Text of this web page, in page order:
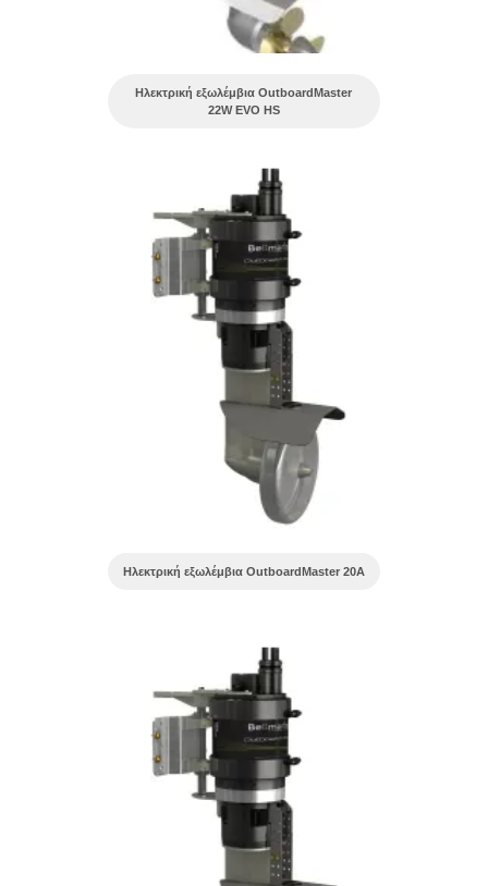
Ηλεκτρική εξωλέμβια OutboardMaster
22W EVO HS
Ηλεκτρική εξωλέμβια OutboardMaster 20A